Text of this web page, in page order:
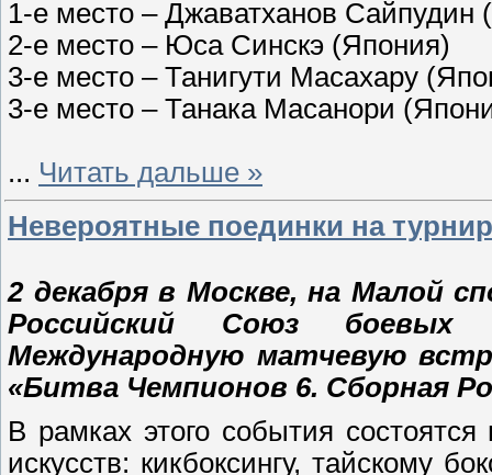
1-е место – Джаватханов Сайпудин
2-е место – Юса Синскэ (Япония)
3-е место – Танигути Масахару
3-е место – Танака Масанори
... Читать дальше »
Невероятные поединки на
2 декабря в Москве, на Малой
Российский Союз боевых
Международную матчевую
«Битва Чемпионов 6. Сборная
В рамках этого события
искусств: кикбоксингу, тайскому